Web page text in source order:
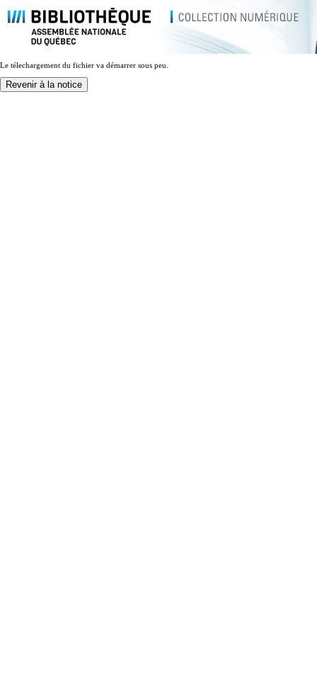
Le télechargement du fichier va démarrer sous peu.